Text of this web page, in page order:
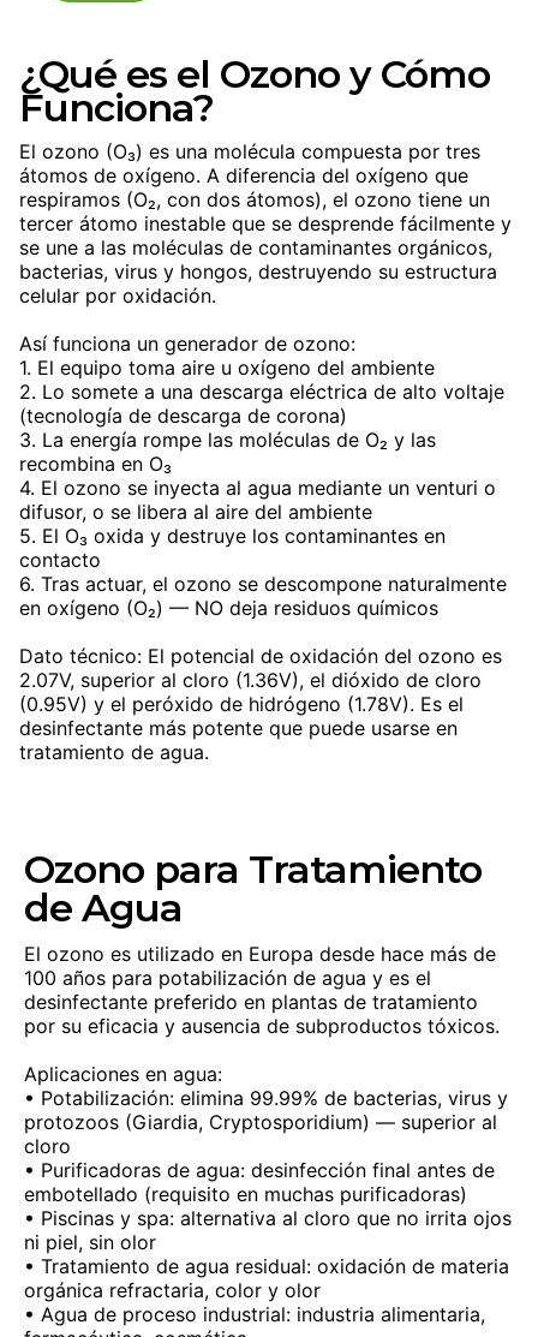
¿Qué es el Ozono y Cómo
Funciona?
El ozono (O₃) es una molécula compuesta por tres
átomos de oxígeno. A diferencia del oxígeno que
respiramos (O₂, con dos átomos), el ozono tiene un
tercer átomo inestable que se desprende fácilmente y
se une a las moléculas de contaminantes orgánicos,
bacterias, virus y hongos, destruyendo su estructura
celular por oxidación.
Así funciona un generador de ozono:
1. El equipo toma aire u oxígeno del ambiente
2. Lo somete a una descarga eléctrica de alto voltaje
(tecnología de descarga de corona)
3. La energía rompe las moléculas de O₂ y las
recombina en O₃
4. El ozono se inyecta al agua mediante un venturi o
difusor, o se libera al aire del ambiente
5. El O₃ oxida y destruye los contaminantes en
contacto
6. Tras actuar, el ozono se descompone naturalmente
en oxígeno (O₂) — NO deja residuos químicos
Dato técnico: El potencial de oxidación del ozono es
2.07V, superior al cloro (1.36V), el dióxido de cloro
(0.95V) y el peróxido de hidrógeno (1.78V). Es el
desinfectante más potente que puede usarse en
tratamiento de agua.
Ozono para Tratamiento
de Agua
El ozono es utilizado en Europa desde hace más de
100 años para potabilización de agua y es el
desinfectante preferido en plantas de tratamiento
por su eficacia y ausencia de subproductos tóxicos.
Aplicaciones en agua:
• Potabilización: elimina 99.99% de bacterias, virus y
protozoos (Giardia, Cryptosporidium) — superior al
cloro
• Purificadoras de agua: desinfección final antes de
embotellado (requisito en muchas purificadoras)
• Piscinas y spa: alternativa al cloro que no irrita ojos
ni piel, sin olor
• Tratamiento de agua residual: oxidación de materia
orgánica refractaria, color y olor
• Agua de proceso industrial: industria alimentaria,